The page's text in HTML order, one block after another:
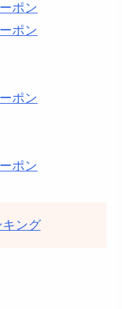
ポン
ポン
ポン
ポン
キング